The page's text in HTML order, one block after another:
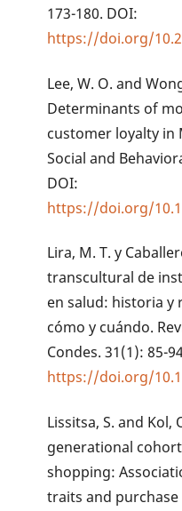
173-180. DOI:
https://doi.org/
Lee, W. O. and
Determinants of
customer loyalty in
Social and
DOI:
https://doi.org/
Lira, M. T. y
transcultural de
en salud: historia y
cómo y cuándo.
Condes. 31(1): 85-
https://doi.org/
Lissitsa, S. and Kol,
generational
shopping:
traits and